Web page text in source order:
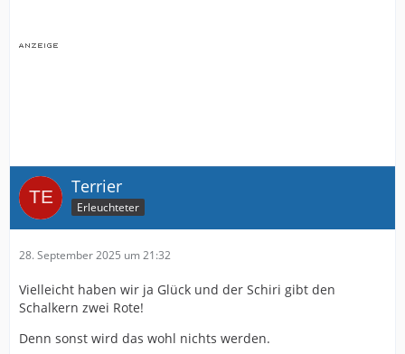
Terrier
Erleuchteter
28. September 2025 um 21:32
Vielleicht haben wir ja Glück und der Schiri gibt den
Schalkern zwei Rote!
Denn sonst wird das wohl nichts werden.